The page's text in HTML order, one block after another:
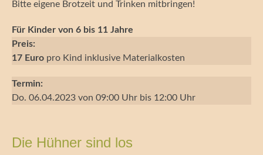
Bitte eigene Brotzeit und Trinken mitbringen!
Für Kinder von 6 bis 11 Jahre
Preis:
17 Euro pro Kind inklusive Materialkosten
Termin:
Do. 06.04.2023 von 09:00 Uhr bis 12:00 Uhr
Die Hühner sind los